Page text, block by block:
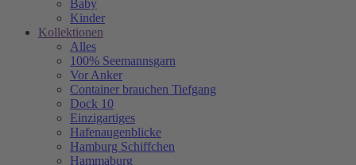
Baby
Kinder
Kollektionen
Alles
100% Seemannsgarn
Vor Anker
Container brauchen Tiefgang
Dock 10
Einzigartiges
Hafenaugen­blicke
Hamburg Schiffchen
Hammaburg